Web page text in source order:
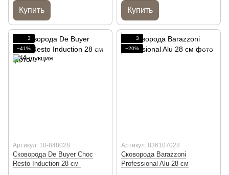
Купить Купить
3
−41%
Артикул: 10-848028
Сковорода De Buyer Choc
Resto Induction 28 см
3
−20%
Артикул: 836107028
Сковорода Barazzoni
Professional Alu 28 см